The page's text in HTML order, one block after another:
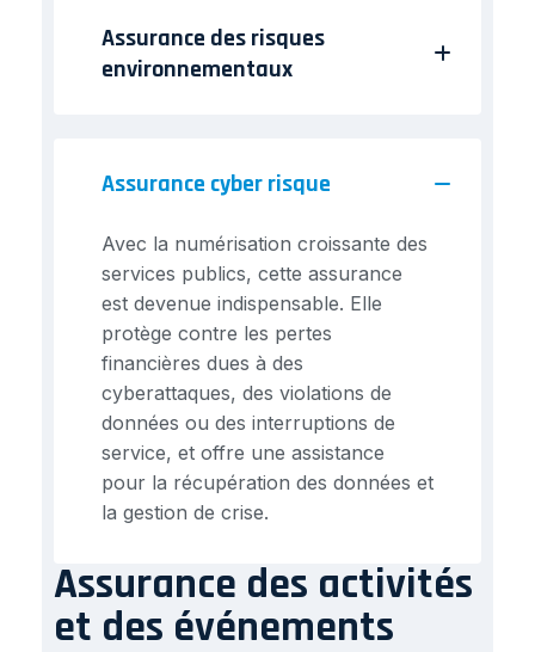
Assurance des risques
environnementaux
Assurance cyber risque
Avec la numérisation croissante des
services publics, cette assurance
est devenue indispensable. Elle
protège contre les pertes
financières dues à des
cyberattaques, des violations de
données ou des interruptions de
service, et offre une assistance
pour la récupération des données et
la gestion de crise.
Assurance des activités
et des événements